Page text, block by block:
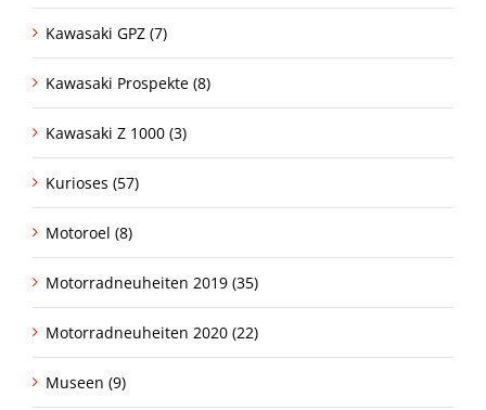
Kawasaki GPZ (7)
Kawasaki Prospekte (8)
Kawasaki Z 1000 (3)
Kurioses (57)
Motoroel (8)
Motorradneuheiten 2019 (35)
Motorradneuheiten 2020 (22)
Museen (9)